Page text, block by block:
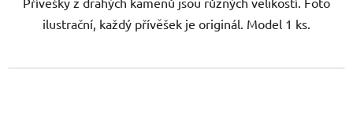
ilustrační, každý přívěšek je originál. Model 1 ks.